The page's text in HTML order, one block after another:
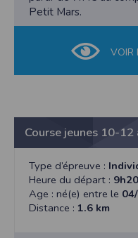
Petit Mars.
VOIR
Course jeunes 10-
Type d’épreuve :
Heure du départ : 9h20
Age : né(e) entre le
Distance : 1.6 km